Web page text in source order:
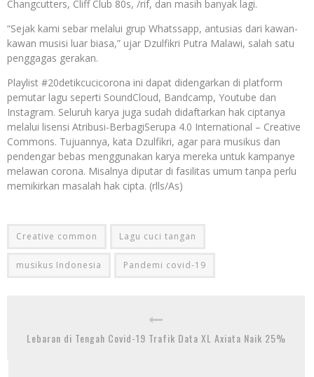
Changcutters, Cliff Club 80s, /rif, dan masih banyak lagi.
“Sejak kami sebar melalui grup Whatssapp, antusias dari kawan-
kawan musisi luar biasa,” ujar Dzulfikri Putra Malawi, salah satu
penggagas gerakan.
Playlist #20detikcucicorona ini dapat didengarkan di platform
pemutar lagu seperti SoundCloud, Bandcamp, Youtube dan
Instagram. Seluruh karya juga sudah didaftarkan hak ciptanya
melalui lisensi Atribusi-BerbagiSerupa 4.0 International – Creative
Commons. Tujuannya, kata Dzulfikri, agar para musikus dan
pendengar bebas menggunakan karya mereka untuk kampanye
melawan corona. Misalnya diputar di fasilitas umum tanpa perlu
memikirkan masalah hak cipta. (rlls/As)
Creative common Lagu cuci tangan
musikus Indonesia Pandemi covid-19
Lebaran di Tengah Covid-19 Trafik Data XL Axiata Naik 25%